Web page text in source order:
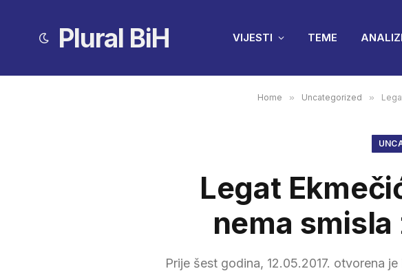
Plural BiH VIJESTI TEME
Home » Uncategorized »
Legat
nema
Prije šest godina, 12.05.2017. otvorena